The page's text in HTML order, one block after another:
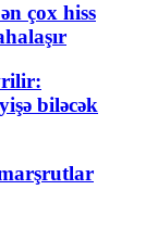
çox hiss
biləcək